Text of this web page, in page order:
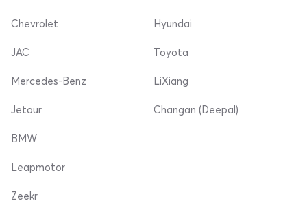
Chevrolet Hyundai
JAC
Mercedes-Benz
Jetour
Toyota
LiXiang
Changan (Deepal)
BMW
Leapmotor
Zeekr